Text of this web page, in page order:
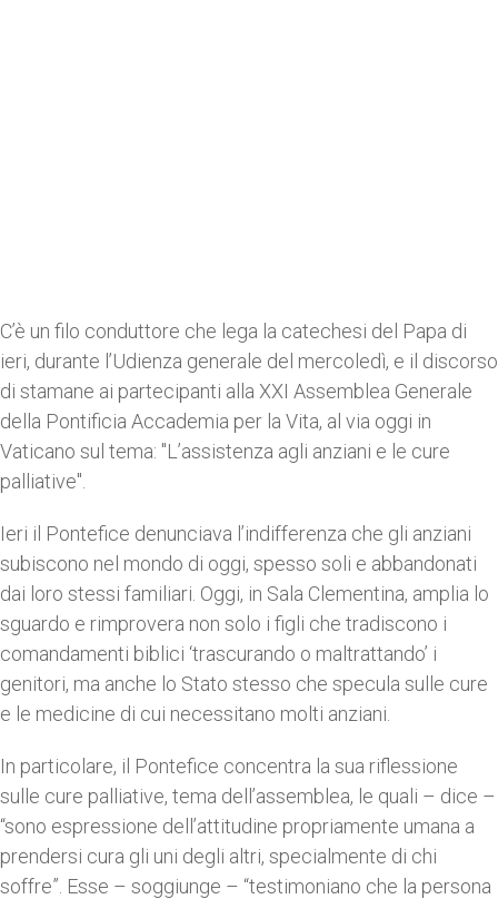
C’è un filo conduttore che lega la catechesi del Papa di
ieri, durante l’Udienza generale del mercoledì, e il discorso
di stamane ai partecipanti alla XXI Assemblea Generale
della Pontificia Accademia per la Vita, al via oggi in
Vaticano sul tema: "L’assistenza agli anziani e le cure
palliative".
Ieri il Pontefice denunciava l’indifferenza che gli anziani
subiscono nel mondo di oggi, spesso soli e abbandonati
dai loro stessi familiari. Oggi, in Sala Clementina, amplia lo
sguardo e rimprovera non solo i figli che tradiscono i
comandamenti biblici ‘trascurando o maltrattando’ i
genitori, ma anche lo Stato stesso che specula sulle cure
e le medicine di cui necessitano molti anziani.
In particolare, il Pontefice concentra la sua riflessione
sulle cure palliative, tema dell’assemblea, le quali – dice –
“sono espressione dell’attitudine propriamente umana a
prendersi cura gli uni degli altri, specialmente di chi
soffre”. Esse – soggiunge – “testimoniano che la persona